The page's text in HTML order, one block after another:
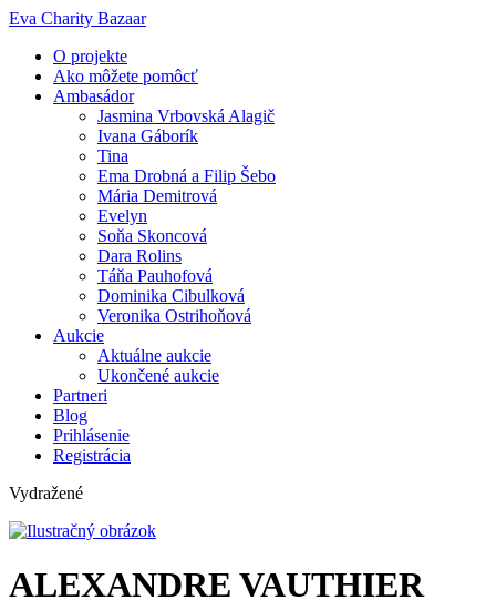
Preskočiť
obsah
Eva Charity Bazaar
O projekte
Ako môžete pomôcť
Ambasádor
Jasmina Vrbovská Alagič
Ivana Gáborík
Tina
Ema Drobná a Filip Šebo
Mária Demitrová
Evelyn
Soňa Skoncová
Dara Rolins
Táňa Pauhofová
Dominika Cibulková
Veronika Ostrihoňová
Aukcie
Aktuálne aukcie
Ukončené aukcie
Partneri
Blog
Prihlásenie
Registrácia
Vydražené
ALEXANDRE VAUTHIER